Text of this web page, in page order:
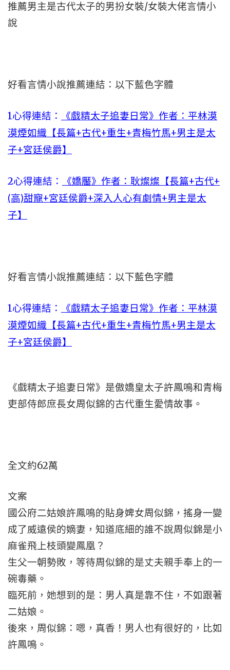
推薦男主是古代太子的男扮女裝/女裝大佬言情小
說
好看言情小說推薦連結：以下藍色字體
1心得連結：
《戲精太子追妻日常》作者：平林漠
漠煙如織【長篇+古代+重生+青梅竹馬+男主是太
子+宮廷侯爵】
2心得連結：
《嬌靨》作者：耿燦燦【長篇+古代+
(高)甜寵+宮廷侯爵+深入人心有劇情+男主是太
子】
好看言情小說推薦連結：以下藍色字體
1心得連結：
《戲精太子追妻日常》作者：平林漠
漠煙如織【長篇+古代+重生+青梅竹馬+男主是太
子+宮廷侯爵】
《戲精太子追妻日常》是傲嬌皇太子許鳳鳴和青梅
吏部侍郎庶長女周似錦的古代重生愛情故事。
全文約62萬
文案
國公府二姑娘許鳳鳴的貼身婢女周似錦，搖身一變
成了威遠侯的嫡妻，知道底細的誰不說周似錦是小
麻雀飛上枝頭變鳳凰？
生父一朝勢敗，等待周似錦的是丈夫親手奉上的一
碗毒藥。
臨死前，她想到的是：男人真是靠不住，不如跟著
二姑娘。
後來，周似錦：嗯，真香！男人也有很好的，比如
許鳳鳴。